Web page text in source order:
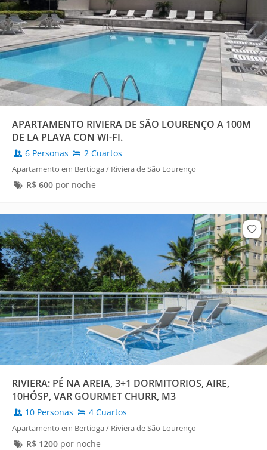
APARTAMENTO RIVIERA DE SÃO LOURENÇO A 100M
DE LA PLAYA CON WI-FI.
6 Personas 2 Cuartos
Apartamento em Bertioga / Riviera de São Lourenço
R$ 600por noche
RIVIERA: PÉ NA AREIA, 3+1 DORMITORIOS, AIRE,
10HÓSP, VAR GOURMET CHURR, M3
10 Personas 4 Cuartos
Apartamento em Bertioga / Riviera de São Lourenço
R$ 1200por noche